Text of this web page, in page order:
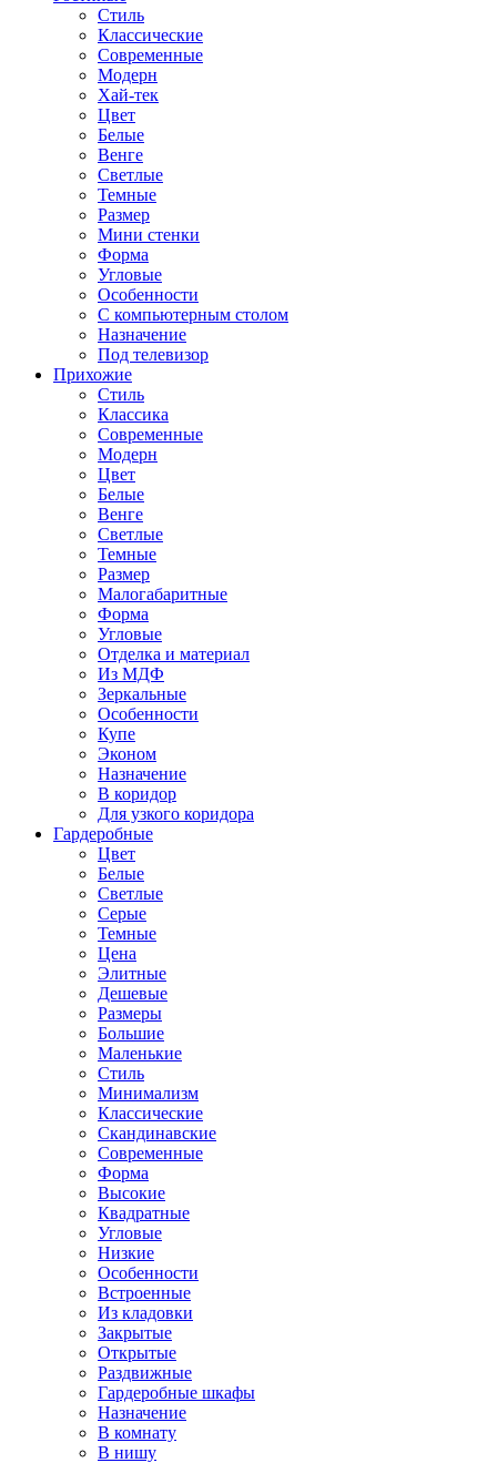
Стиль
Классические
Современные
Модерн
Хай-тек
Цвет
Белые
Венге
Светлые
Темные
Размер
Мини стенки
Форма
Угловые
Особенности
С компьютерным столом
Назначение
Под телевизор
Прихожие
Стиль
Классика
Современные
Модерн
Цвет
Белые
Венге
Светлые
Темные
Размер
Малогабаритные
Форма
Угловые
Отделка и материал
Из МДФ
Зеркальные
Особенности
Купе
Эконом
Назначение
В коридор
Для узкого коридора
Гардеробные
Цвет
Белые
Светлые
Серые
Темные
Цена
Элитные
Дешевые
Размеры
Большие
Маленькие
Стиль
Минимализм
Классические
Скандинавские
Современные
Форма
Высокие
Квадратные
Угловые
Низкие
Особенности
Встроенные
Из кладовки
Закрытые
Открытые
Раздвижные
Гардеробные шкафы
Назначение
В комнату
В нишу